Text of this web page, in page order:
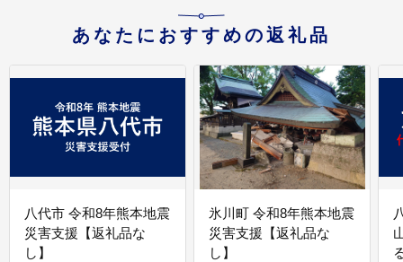
あなたにおすすめの返礼品
八代市 令和8年熊本地震
災害支援【返礼品な
し】
氷川町 令和8年熊本地震
災害支援【返礼品な
し】